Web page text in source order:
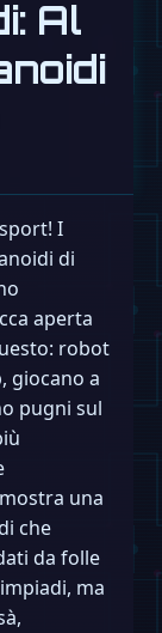
Al
I
di
aperta
robot
giocano a
pugni sul
una
che
da folle
ma